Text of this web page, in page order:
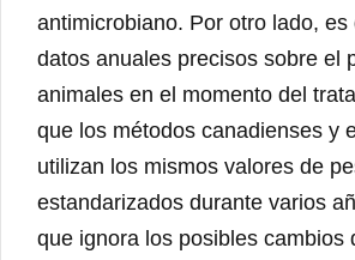
antimicrobiano. Por otro lado,
datos anuales precisos sobre el
animales en el momento del
que los métodos canadienses y
utilizan los mismos valores de
estandarizados durante varios
que ignora los posibles cambios